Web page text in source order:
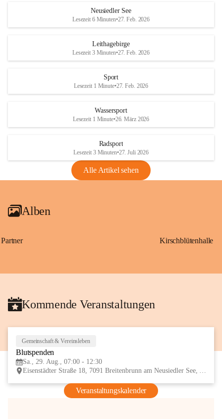
S
und den daraus folgenden wirtschaftlichen
Maßnahmen zur Bekämpfung
Rebe und der Amerikanischen
Anhang VBl. EU Nr. 18
1 Seite•1,4 MB
VBl. EU Nr. 18_2026
r
S
Neusiedler See
Lesezeit 6 Minuten•27. Feb. 2026
Leithagebirge
Lesezeit 3 Minuten•27. Feb. 2026
Sport
Lesezeit 1 Minute•27. Feb. 2026
Wassersport
Lesezeit 1 Minute•26. März 2026
Radsport
Lesezeit 3 Minuten•27. Juli 2026
Alle Artikel sehen
Alben
Partner Kirschblütenhalle
Kommende Veranstaltungen
Gemeinschaft & Vereinsleben
Blutspenden
Sa., 29. Aug., 07:00 - 12:30
Eisenstädter Straße 18, 7091 Breitenbrunn am Neusiedler See, AUT
Veranstaltungskalender